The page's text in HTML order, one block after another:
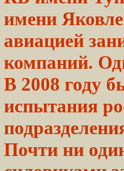
имени
авиацией
компаний.
В 2008 году
испытания
Почти ни